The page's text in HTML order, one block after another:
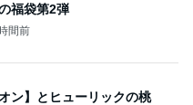
福袋第2弾
間前
ン】とヒューリックの桃